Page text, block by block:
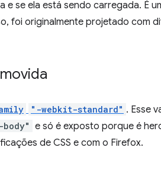
se ela está sendo carregada. É
foi originalmente projetado com
"-webkit-standard" . Esse
e só é exposto porque é
de CSS e com o Firefox.